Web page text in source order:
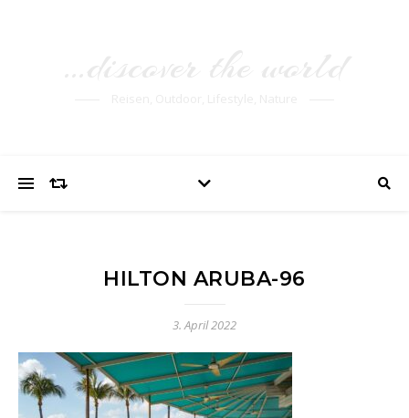
HILTON ARUBA-96
3. April 2022